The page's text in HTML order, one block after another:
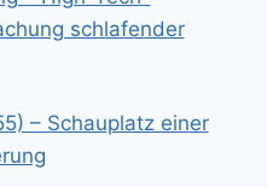
schlafender
– Schauplatz einer